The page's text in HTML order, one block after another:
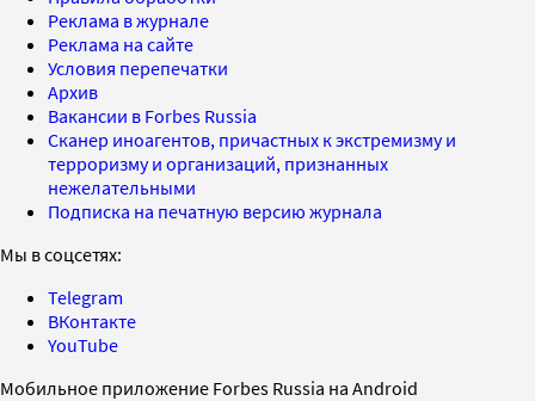
Реклама в журнале
Реклама на сайте
Условия перепечатки
Архив
Вакансии в Forbes Russia
Сканер иноагентов, причастных к экстремизму и
терроризму и организаций, признанных
нежелательными
Подписка на печатную версию журнала
Мы в соцсетях:
Telegram
ВКонтакте
YouTube
Мобильное приложение Forbes Russia на Android